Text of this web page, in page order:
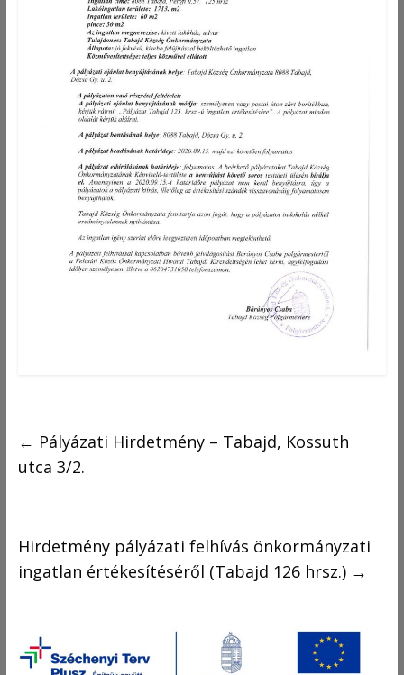
← Pályázati Hirdetmény – Tabajd, Kossuth
utca 3/2.
Hirdetmény pályázati felhívás önkormányzati
ingatlan értékesítéséről (Tabajd 126 hrsz.) →